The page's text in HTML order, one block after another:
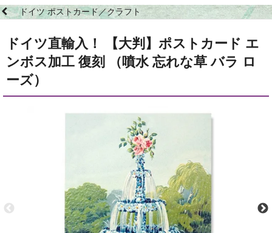
ドイツ ポストカード／クラフト
ドイツ直輸入！ 【大判】ポストカード エ
ンボス加工 復刻 （噴水 忘れな草 バラ ロ
ーズ）